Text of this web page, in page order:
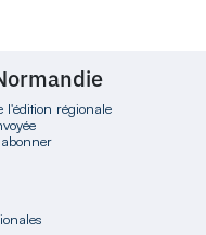
l'édition régionale